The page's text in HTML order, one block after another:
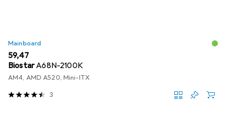
Mainboard
EUR
59,47
BiostarA68N-2100K
AM4, AMD A520, Mini-ITX
3